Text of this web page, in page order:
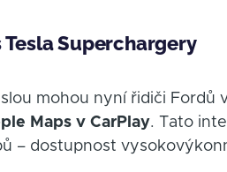
Superchargery
mohou nyní řidiči Fordů
Maps v CarPlay. Tato
– dostupnost